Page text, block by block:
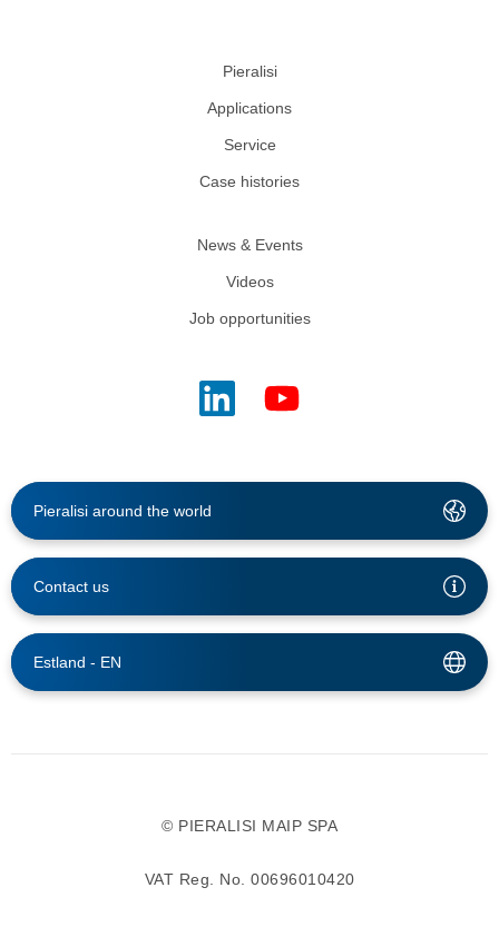
Pieralisi
Applications
Service
Case histories
News & Events
Videos
Job opportunities
Pieralisi around the world
Contact us
Estland - EN
© PIERALISI MAIP SPA
VAT Reg. No. 00696010420